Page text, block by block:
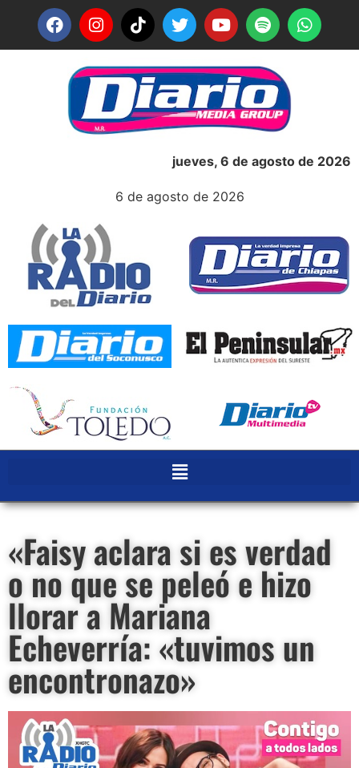
jueves, 6 de agosto de 2026
6 de agosto de 2026
«Faisy aclara si es verdad
o no que se peleó e hizo
llorar a Mariana
Echeverría: «tuvimos un
encontronazo»